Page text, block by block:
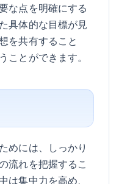
な点を明確にする
具体的な目標が見
を共有すること
ことができます。
めには、しっかり
流れを把握するこ
は集中力を高め、